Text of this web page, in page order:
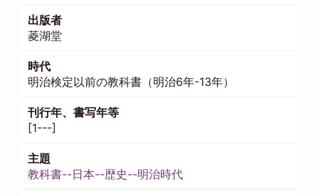
出版者
菱湖堂
時代
明治検定以前の教科書（明治6年-13年）
刊行年、書写年等
[1---]
主題
教科書--日本--歴史--明治時代